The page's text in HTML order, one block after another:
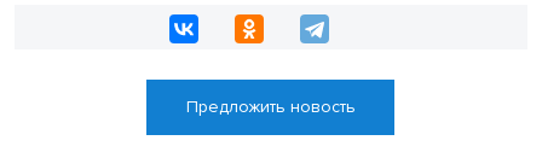
Предложить новость